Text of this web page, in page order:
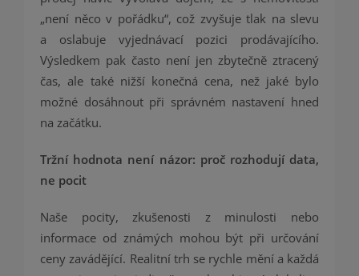
„není něco v pořádku“, což zvyšuje tlak na slevu
a oslabuje vyjednávací pozici prodávajícího.
Výsledkem pak často není jen zbytečně ztracený
čas, ale také nižší konečná cena, než jaké bylo
možné dosáhnout při správném nastavení hned
na začátku.
Tržní hodnota není názor: proč rozhodují data,
ne pocit
Naše pocity, zkušenosti z minulosti nebo
informace od známých mohou být při určování
ceny zavádějící. Realitní trh se rychle mění a každá